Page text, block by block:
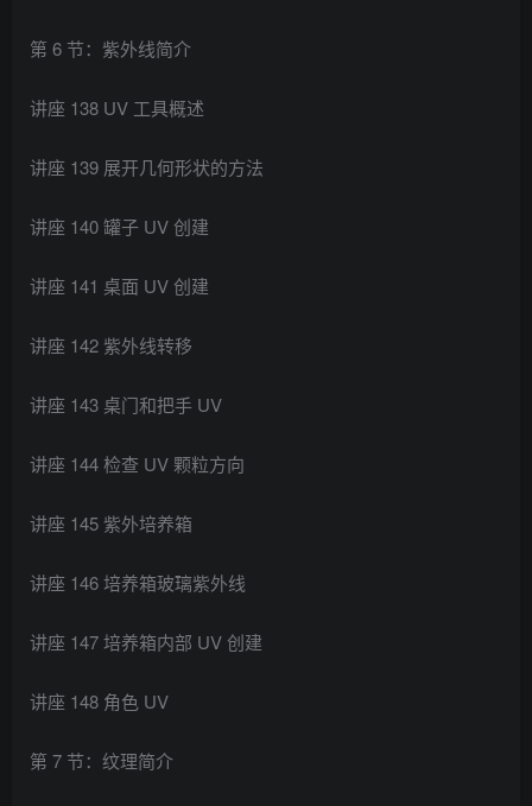
第 6 节：紫外线简介
讲座 138 UV 工具概述
讲座 139 展开几何形状的方法
讲座 140 罐子 UV 创建
讲座 141 桌面 UV 创建
讲座 142 紫外线转移
讲座 143 桌门和把手 UV
讲座 144 检查 UV 颗粒方向
讲座 145 紫外培养箱
讲座 146 培养箱玻璃紫外线
讲座 147 培养箱内部 UV 创建
讲座 148 角色 UV
第 7 节：纹理简介